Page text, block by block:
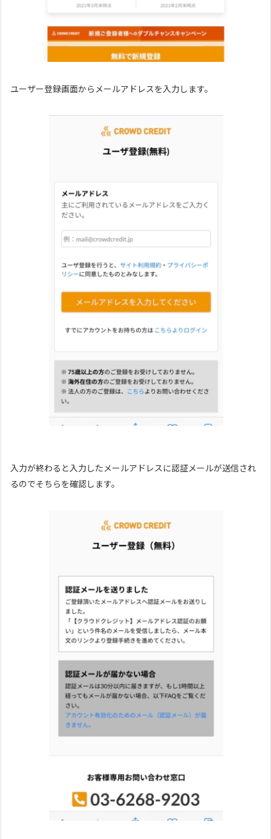
ユーザー登録画面からメールアドレスを入力します。
入力が終わると入力したメールアドレスに認証メールが送信され
るのでそちらを確認します。